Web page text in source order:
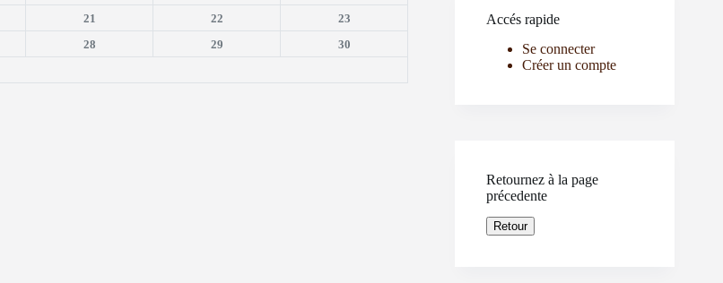
21 22
23
28 29
30
Accés rapide
Se connecter
Créer un compte
Retournez à la page
précedente